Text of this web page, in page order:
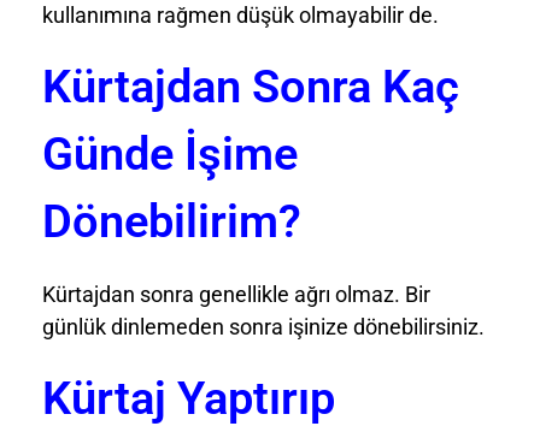
kullanımına rağmen düşük olmayabilir de.
Kürtajdan Sonra Kaç
Günde İşime
Dönebilirim?
Kürtajdan sonra genellikle ağrı olmaz. Bir
günlük dinlemeden sonra işinize dönebilirsiniz.
Kürtaj Yaptırıp